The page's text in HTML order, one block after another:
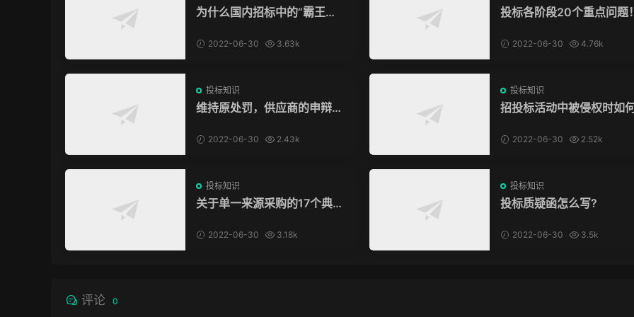
为什么国内招标中的“霸王条
2022-06-30 3.63k
投标各阶段20个重点问题
2022-06-30 4.76k
投标知识
维持原处罚，供应商的申辩被
2022-06-30 2.43k
投标知识
招投标活动中被侵权时如
2022-06-30 2.52k
投标知识
关于单一来源采购的17个典型
2022-06-30 3.18k
投标知识
投标质疑函怎么写?
2022-06-30 3.5k
评论 0